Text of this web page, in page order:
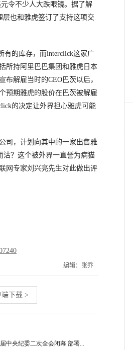
令不少人大跌眼镜。据了解
也和雅虎签订了支持这项交
的库存，而interclick这家广
所持阿里巴巴集团和雅虎日本
解雇当时的CEO巴茨以后，
预期雅虎的股价在巴茨被解雇
的决定让外界担心雅虎可能
，计划向其中的一家出售雅
沽？这个被外界一直誉为病猫
网专家刘兴亮先生对此做出评
编辑：张乔
端下载 >